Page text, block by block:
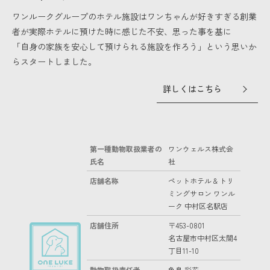
ワンルークグループのホテル施設はワンちゃんが好きすぎる創業
者が実際ホテルに預けた時に感じた不安、思った事を基に
「自身の家族を安心して預けられる施設を作ろう」という思いか
らスタートしました。
詳しくはこちら
第一種動物取扱業者の
氏名
ワンウェルス株式会
社
店舗名称
ペットホテル & トリ
ミングサロン ワンル
ーク 中村区名駅店
店舗住所
〒453-0801
名古屋市中村区太閤4
丁目11-10